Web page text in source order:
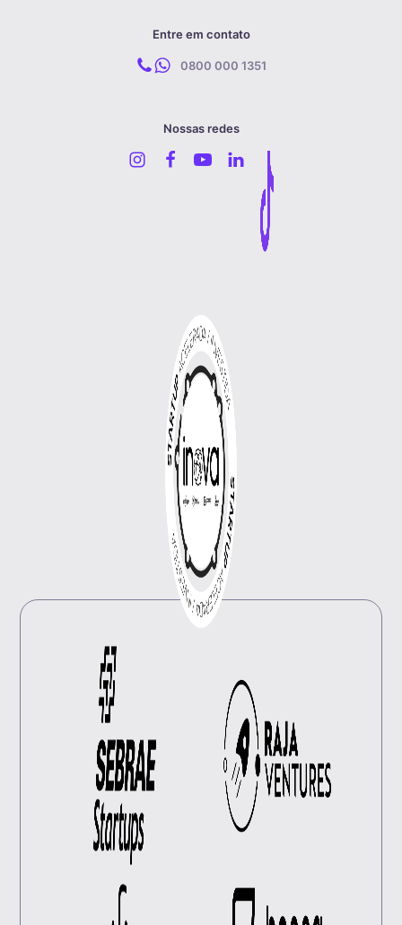
Entre em contato
0800 000 1351
Nossas redes